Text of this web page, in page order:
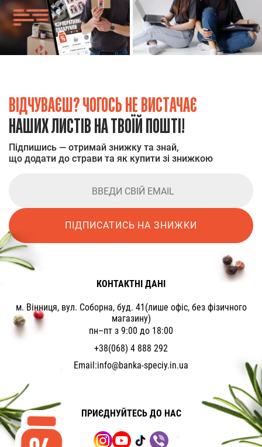
ВІДЧУВАЄШ? ЧОГОСЬ НЕ ВИСТАЧАЄ
НАШИХ ЛИСТІВ НА ТВОЇЙ ПОШТІ!
Підпишись — отримай знижку та знай,
що додати до страви та як купити зі знижкою
ПІДПИСАТИСЬ НА ЗНИЖКИ
КОНТАКТНІ ДАНІ
м. Вінниця, вул. Соборна, буд. 41(лише офіс, без фізичного
магазину)
пн–пт з 9:00 до 18:00
+38(068) 4 888 292
Email:info@banka-speciy.in.ua
ПРИЄДНУЙТЕСЬ ДО НАС